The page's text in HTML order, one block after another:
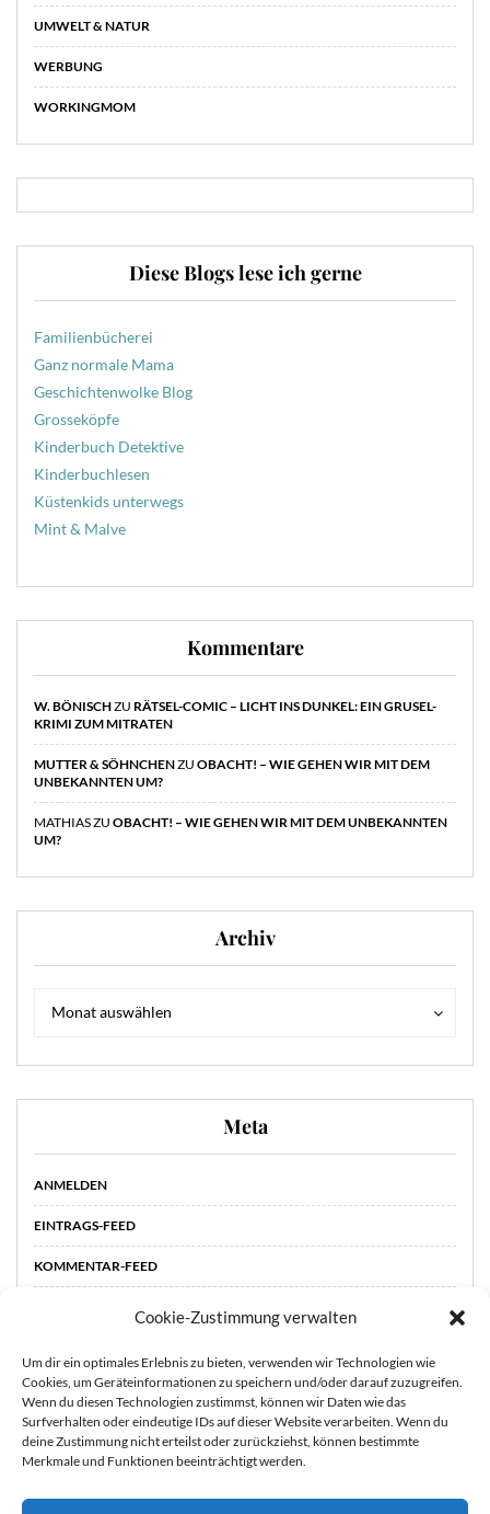
Cookie-Zustimmung verwalten
Um dir ein optimales Erlebnis zu bieten, verwenden wir Technologien wie
Cookies, um Geräteinformationen zu speichern und/oder darauf zuzugreifen.
Wenn du diesen Technologien zustimmst, können wir Daten wie das
Surfverhalten oder eindeutige IDs auf dieser Website verarbeiten. Wenn du
deine Zustimmung nicht erteilst oder zurückziehst, können bestimmte
Merkmale und Funktionen beeinträchtigt werden.
UMWELT & NATUR
WERBUNG
WORKINGMOM
Diese Blogs lese ich gerne
Familienbücherei
Ganz normale Mama
Geschichtenwolke Blog
Grosseköpfe
Kinderbuch Detektive
Kinderbuchlesen
Küstenkids unterwegs
Mint & Malve
Kommentare
W. BÖNISCHZU RÄTSEL-COMIC – LICHT INS DUNKEL: EIN GRUSEL-
KRIMI ZUM MITRATEN
MUTTER & SÖHNCHENZU OBACHT! – WIE GEHEN WIR MIT DEM
UNBEKANNTEN UM?
MATHIASZU OBACHT! – WIE GEHEN WIR MIT DEM UNBEKANNTEN
UM?
Archiv
Monat auswählen
Meta
ANMELDEN
EINTRAGS-FEED
KOMMENTAR-FEED